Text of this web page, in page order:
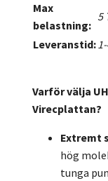
Max
belastning:
5
Leveranstid:
Varför välja
Virecplattan?
Extremt
hög
tunga